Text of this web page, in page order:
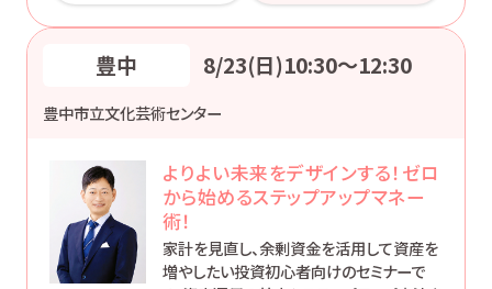
豊中 8/23(日)10:30〜12:30
豊中市立文化芸術センター
よりよい未来をデザインする！ゼロ
から始めるステップアップマネー
術！
家計を見直し、余剰資金を活用して資産を
増やしたい投資初心者向けのセミナーで